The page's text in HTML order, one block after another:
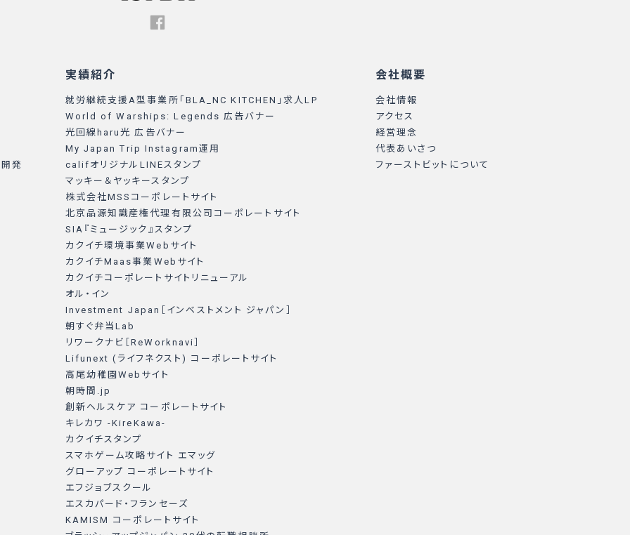
発
実績紹介
就労継続支援A型事業所「BLA_NC KITCHEN」求人LP
World of Warships: Legends 広告バナー
光回線haru光 広告バナー
My Japan Trip Instagram運用
califオリジナルLINEスタンプ
マッキー＆ヤッキースタンプ
株式会社MSSコーポレートサイト
北京品源知識産権代理有限公司コーポレートサイト
SIA『ミュージック』スタンプ
カクイチ環境事業Webサイト
カクイチMaas事業Webサイト
カクイチコーポレートサイトリニューアル
オル・イン
Investment Japan［インベストメント ジャパン］
朝すぐ弁当Lab
リワークナビ［ReWorknavi］
Lifunext (ライフネクスト) コーポレートサイト
高尾幼稚園Webサイト
朝時間.jp
創新ヘルスケア コーポレートサイト
キレカワ -KireKawa-
カクイチスタンプ
スマホゲーム攻略サイト エマッグ
グローアップ コーポレートサイト
エフジョブスクール
エスカパード・フランセーズ
KAMISM コーポレートサイト
会社概要
会社情報
アクセス
経営理念
代表あいさつ
ファーストビットについて